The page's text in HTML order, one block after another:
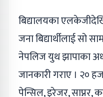
बिद्यालयका
जना बिद्यार्थीलाई सो
नेपलिज युथ झापाका
जानकारी गराए । २०
पेन्सिल, इरेजर,